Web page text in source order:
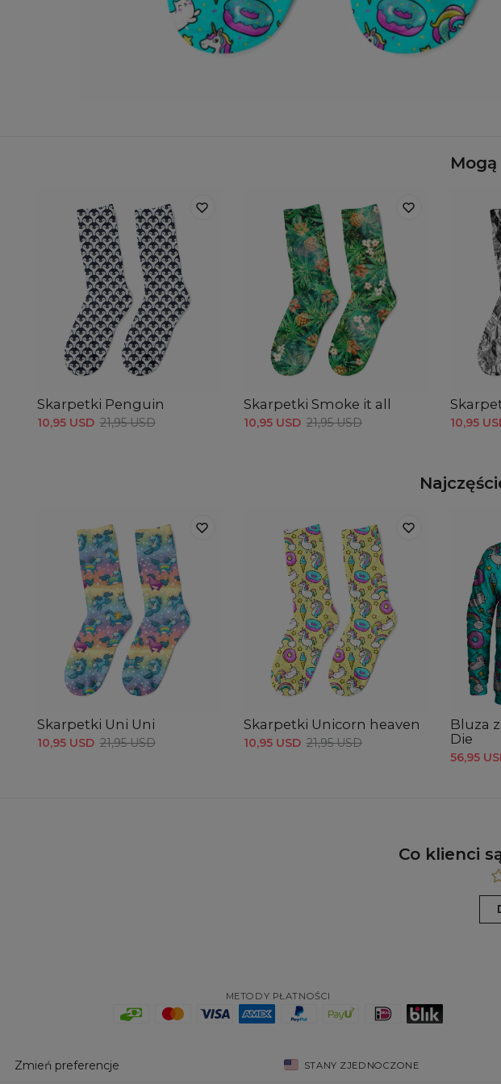
Skarpetki Penguin
10,95 USD 21,95 USD
Skarpetki Smoke it all
10,95 USD 21,95 USD 10,95
Skarpetki Uni Uni
10,95 USD 21,95 USD
Skarpetki Unicorn heaven
10,95 USD 21,95 USD
Bluza
Die
56,95
Co klienci
METODY PŁATNOŚCI
Zmień preferencje STANY ZJEDNOCZONE